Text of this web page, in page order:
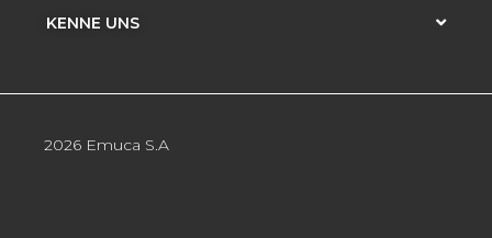
KENNE UNS
2026 Emuca S.A